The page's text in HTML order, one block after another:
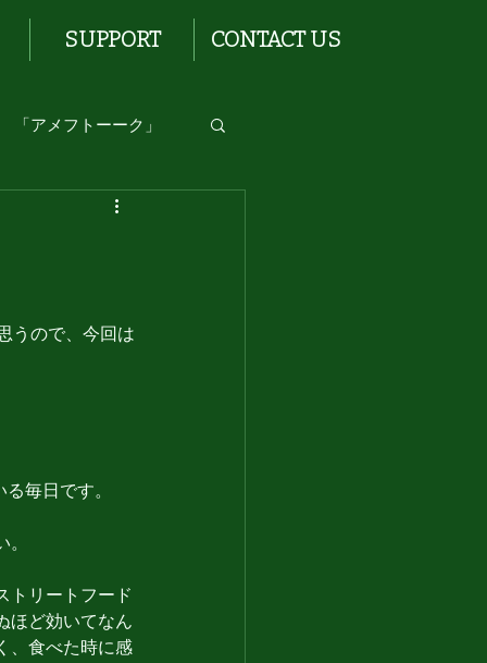
SUPPORT CONTACT US
「アメフトーーク」
うので、今回は
毎日です。
トリートフード
ほど効いてなん
、食べた時に感